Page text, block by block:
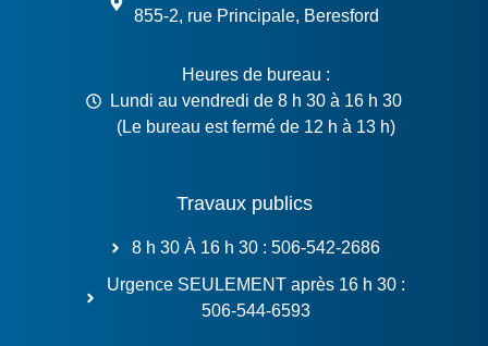
855-2, rue Principale, Beresford
Heures de bureau :
Lundi au vendredi de 8 h 30 à 16 h 30
(Le bureau est fermé de 12 h à 13 h)
Travaux publics
8 h 30 À 16 h 30 : 506-542-2686
Urgence SEULEMENT après 16 h 30 :
506-544-6593